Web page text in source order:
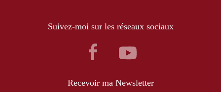
Suivez-moi sur les réseaux sociaux
Recevoir ma Newsletter